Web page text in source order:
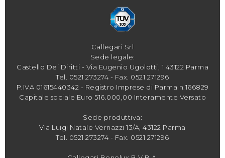
Callegari Srl
Sede legale:
Castello Dei Diritti - Via Eugenio Ugolotti, 1 43122 Parma
Tel. 0521 273274 - Fax. 0521 271296
P.IVA 01615440342 - Registro Imprese di Parma n.166829
Capitale sociale Euro 516.000,00 Interamente Versato
Sede produttiva:
Via Luigi Natale Vernazzi 13/A, 43122 Parma
Tel. 0521 273274 - Fax. 0521 271296